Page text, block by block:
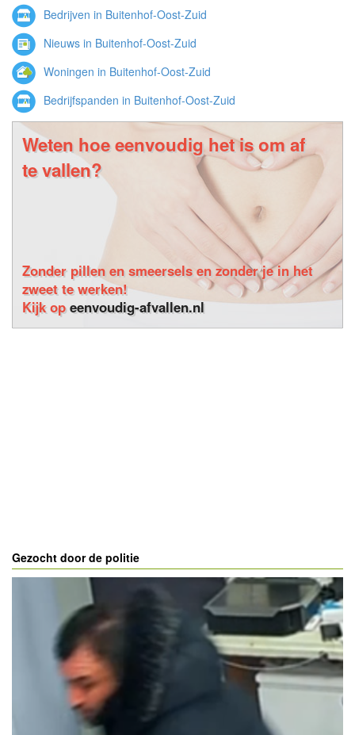
Bedrijven in Buitenhof-Oost-Zuid
Nieuws in Buitenhof-Oost-Zuid
Woningen in Buitenhof-Oost-Zuid
Bedrijfspanden in Buitenhof-Oost-Zuid
Weten hoe eenvoudig het is om af
te vallen?
Zonder pillen en smeersels en zonder je in het
zweet te werken!
Kijk opeenvoudig-afvallen.nl
Gezocht door de politie